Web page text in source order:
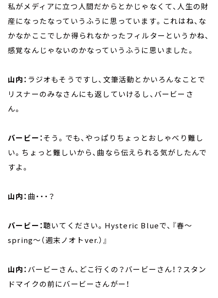
私がメディアに立つ人間だからとかじゃなくて、人生の財
産になったなっていうふうに思っています。これはね、な
かなかここでしか得られなかったフィルターというかね、
感覚なんじゃないのかなっていうふうに思いました。
山内： ラジオもそうですし、文筆活動とかいろんなことで
リスナーのみなさんにも返していけるし、バービーさ
ん。
バービー：そう。でも、やっぱりちょっとおしゃべり難し
い。ちょっと難しいから、曲なら伝えられる気がしたんで
すよ。
山内： 曲・・・？
バービー：聴いてください。Hysteric Blueで、『春～
spring～（週末ノオトver.）』
山内： バービーさん、どこ行くの？バービーさん！？スタン
ドマイクの前にバービーさんがー！